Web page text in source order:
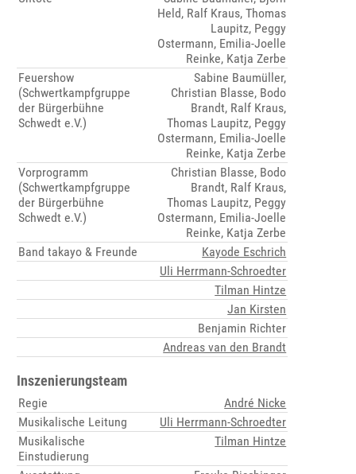
Held, Ralf Kraus, Thomas
Laupitz, Peggy
Ostermann, Emilia-Joelle
Reinke, Katja Zerbe
Feuershow
(Schwertkampfgruppe
der Bürgerbühne
Schwedt e.V.)
Sabine Baumüller,
Christian Blasse, Bodo
Brandt, Ralf Kraus,
Thomas Laupitz, Peggy
Ostermann, Emilia-Joelle
Reinke, Katja Zerbe
Vorprogramm
(Schwertkampfgruppe
der Bürgerbühne
Schwedt e.V.)
Christian Blasse, Bodo
Brandt, Ralf Kraus,
Thomas Laupitz, Peggy
Ostermann, Emilia-Joelle
Reinke, Katja Zerbe
Band takayo & Freunde
Kayode Eschrich
Uli Herrmann-Schroedter
Tilman Hintze
Jan Kirsten
Benjamin Richter
Andreas van den Brandt
Inszenierungsteam
Regie
André Nicke
Musikalische Leitung
Uli Herrmann-Schroedter
Musikalische
Einstudierung
Tilman Hintze